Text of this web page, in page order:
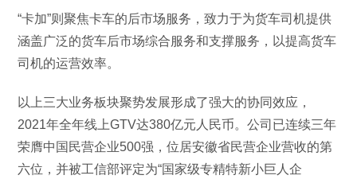
“卡加”则聚焦卡车的后市场服务，致力于为货车司机提供
涵盖广泛的货车后市场综合服务和支撑服务，以提高货车
司机的运营效率。
以上三大业务板块聚势发展形成了强大的协同效应，
2021年全年线上GTV达380亿元人民币。公司已连续三年
荣膺中国民营企业500强，位居安徽省民营企业营收的第
六位，并被工信部评定为“国家级专精特新小巨人企